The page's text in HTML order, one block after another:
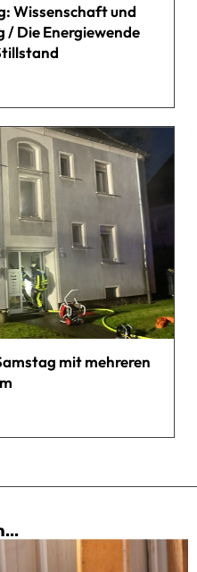
Wissenschaft und
/ Die Energiewende
mit mehreren